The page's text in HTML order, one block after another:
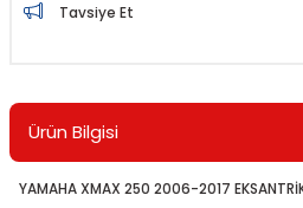
Tavsiye Et
Ürün Bilgisi
YAMAHA XMAX 250 2006-2017